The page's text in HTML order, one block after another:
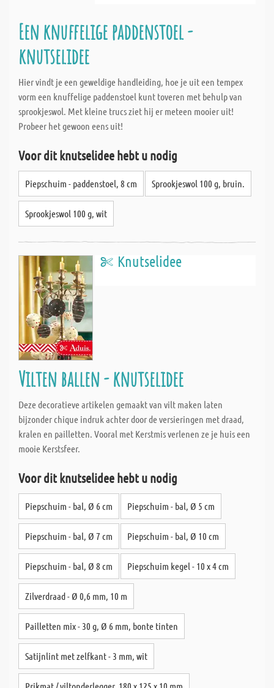
Een knuffelige paddenstoel -
knutselidee
Hier vindt je een geweldige handleiding, hoe je uit een tempex
vorm een knuffelige paddenstoel kunt toveren met behulp van
sprookjeswol. Met kleine trucs ziet hij er meteen mooier uit!
Probeer het gewoon eens uit!
Voor dit knutselidee hebt u nodig
Piepschuim - paddenstoel, 8 cm Sprookjeswol 100 g, bruin.
Sprookjeswol 100 g, wit
Knutselidee
Vilten ballen - knutselidee
Deze decoratieve artikelen gemaakt van vilt maken laten
bijzonder chique indruk achter door de versieringen met draad,
kralen en pailletten. Vooral met Kerstmis verlenen ze je huis een
mooie Kerstsfeer.
Voor dit knutselidee hebt u nodig
Piepschuim - bal, Ø 6 cm Piepschuim - bal, Ø 5 cm
Piepschuim - bal, Ø 7 cm Piepschuim - bal, Ø 10 cm
Piepschuim - bal, Ø 8 cm Piepschuim kegel - 10 x 4 cm
Zilverdraad - Ø 0,6 mm, 10 m
Pailletten mix - 30 g, Ø 6 mm, bonte tinten
Satijnlint met zelfkant - 3 mm, wit